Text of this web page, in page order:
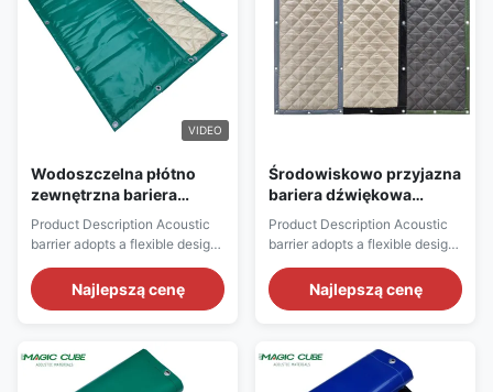
increasing the sound insulation
characteristics such as
waterproof ...
VIDEO
Wodoszczelna płótno
zewnętrzna bariera
dźwiękowa STC 17dB i
opóźniacz płomieni
Product Description Acoustic
barrier adopts a flexible design
frame and wall through
hardware accessories,
The sound barrier is
composited with materials with
Najlepszą cenę
Środowiskowo przyjazna
bariera dźwiękowa
zewnętrzna Niebieski
Zielony do izolacji
akustycznej
Product Description Acoustic
barrier adopts a flexible design
frame and wall through
hardware accessories,
The sound barrier is
composited with materials with
Najlepszą cenę